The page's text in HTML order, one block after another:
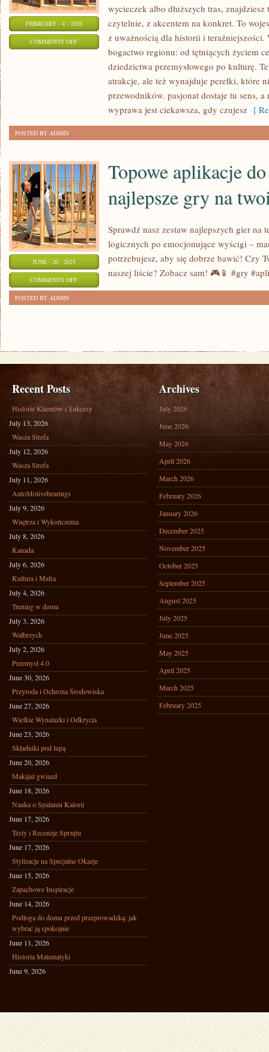
FEBRUARY - 4 - 2026
COMMENTS OFFON
CZĘSTOCHOWA
wycieczek albo dłuższych tras,
czytelnie, z akcentem na konkret. To
z uważnością dla historii i teraźniejszości.
bogactwo regionu: od tętniących życiem
dziedzictwa przemysłowego po kulturę.
atrakcje, ale też wynajduje perełki, które
przewodników. pasjonat dostaje tu sens,
wyprawa jest ciekawsza, gdy czujesz [
POSTED BY ADMIN
JUNE - 20 - 2025
COMMENTS OFFON
–
NAJLEPSZE
GRY
NA
TWOIM
Topowe aplikacje
najlepsze gry na
Sprawdź nasz zestaw najlepszych gier na
logicznych po emocjonujące wyścigi –
potrzebujesz, aby się dobrze bawić! Czy
naszej liście? Zobacz sam! 🎮📱 #gry
POSTED BY ADMIN
Recent Posts
Historie Klientów i Sukcesy
July 13, 2026
Wasza Strefa
July 12, 2026
Wasza Strefa
July 11, 2026
AutoMotivebearings
July 9, 2026
Wnętrza i Wykończenia
July 8, 2026
Kanada
July 6, 2026
Kultura i Mafia
July 4, 2026
Trening w domu
July 3, 2026
Wałbrzych
July 2, 2026
Przemysł 4.0
June 30, 2026
Przyroda i Ochrona Środowiska
June 27, 2026
Wielkie Wynalazki i Odkrycia
June 23, 2026
Składniki pod lupą
June 20, 2026
Makijaż gwiazd
June 18, 2026
Nauka o Spalaniu Kalorii
June 17, 2026
Testy i Recenzje Sprzętu
June 17, 2026
Stylizacje na Specjalne Okazje
June 15, 2026
Zapachowe Inspiracje
June 14, 2026
Podłoga do domu przed przeprowadzką: jak
wybrać ją spokojnie
June 11, 2026
Historia Matematyki
June 9, 2026
Archives
July 2026
June 2026
May 2026
April 2026
March 2026
February 2026
January 2026
December 2025
November 2025
October 2025
September 2025
August 2025
July 2025
June 2025
May 2025
April 2025
March 2025
February 2025